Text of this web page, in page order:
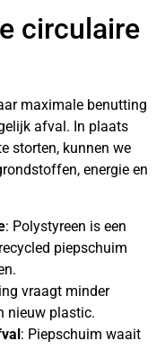
circulaire
maximale benutting
afval. In plaats
storten, kunnen we
energie en
: Polystyreen is een
piepschuim
vraagt minder
nieuw plastic.
: Piepschuim waait